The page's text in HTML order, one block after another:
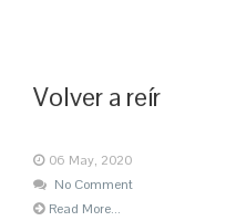
Volver a reír
06 May, 2020
No Comment
Read More...